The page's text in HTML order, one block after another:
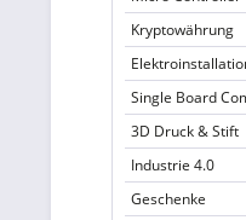
Kryptowährung
Single Board
3D Druck & Stift
Industrie 4.0
Geschenke